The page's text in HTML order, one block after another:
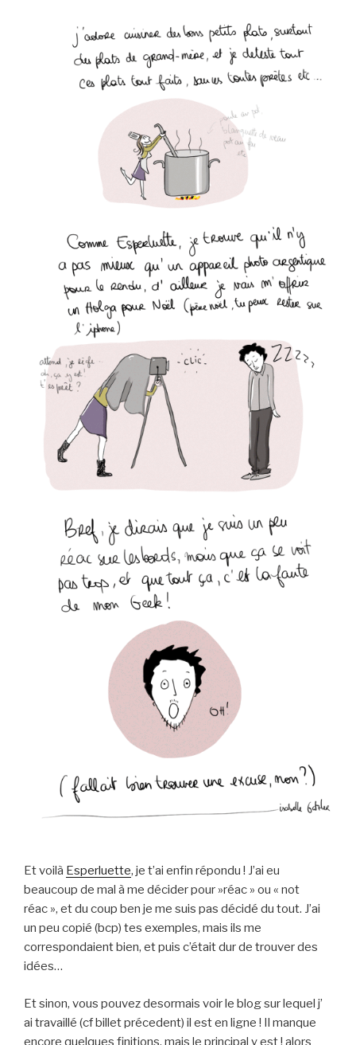
Et voilà Esperluette, je t’ai enfin répondu ! J’ai eu
beaucoup de mal à me décider pour »réac » ou « not
réac », et du coup ben je me suis pas décidé du tout. J’ai
un peu copié (bcp) tes exemples, mais ils me
correspondaient bien, et puis c’était dur de trouver des
idées…
Et sinon, vous pouvez desormais voir le blog sur lequel j’
ai travaillé (cf billet précedent) il est en ligne ! Il manque
encore quelques finitions, mais le principal y est ! alors